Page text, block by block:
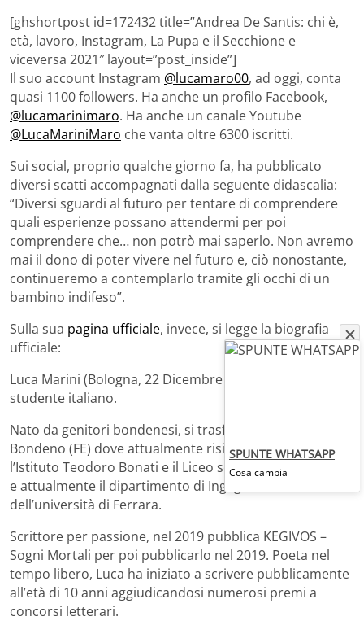
[ghshortpost id=172432 title=”Andrea De Santis: chi è,
età, lavoro, Instagram, La Pupa e il Secchione e
viceversa 2021″ layout=”post_inside”]
Il suo account Instagram @lucamaro00, ad oggi, conta
quasi 1100 followers. Ha anche un profilo Facebook,
@lucamarinimaro. Ha anche un canale Youtube
@LucaMariniMaro che vanta oltre 6300 iscritti.
Sui social, proprio qualche giorno fa, ha pubblicato
diversi scatti accompagnati dalla seguente didascalia:
“Diversi sguardi al futuro per tentare di comprendere
quali esperienze possano attendermi per poi
comprendere che… non potrò mai saperlo. Non avremo
mai il dono di poter vivere nel futuro e, ciò nonostante,
continueremo a contemplarlo tramite gli occhi di un
bambino indifeso”.
Sulla sua pagina ufficiale, invece, si legge la biografia
ufficiale:
Luca Marini (Bologna, 22 Dicembre 2000) è un giovane
studente italiano.
Nato da genitori bondenesi, si trasferisce a 3 anni a
Bondeno (FE) dove attualmente risiede. Ha frequentato
l’Istituto Teodoro Bonati e il Liceo scientifico di Bondeno
e attualmente il dipartimento di Ingegneria
dell’università di Ferrara.
Scrittore per passione, nel 2019 pubblica KEGIVOS –
Sogni Mortali per poi pubblicarlo nel 2019. Poeta nel
tempo libero, Luca ha iniziato a scrivere pubblicamente
all’età di 10 anni aggiudicandosi numerosi premi a
concorsi letterari.
SPUNTE WHATSAPP
Cosa cambia